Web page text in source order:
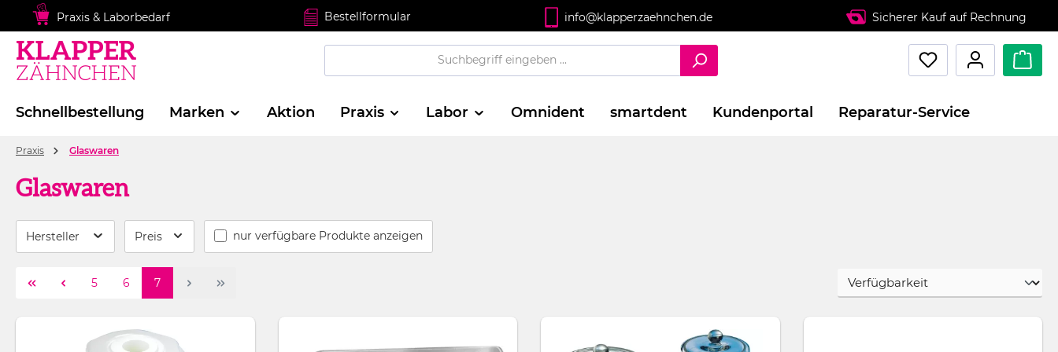
Zur Hauptnavigation springen
Praxis & Laborbedarf Bestellformular info@klapperzaehnchen.de Sicherer Kauf auf Rechnung
Schnellbestellung Marken Aktion Praxis Labor Omnident smartdent Kundenportal Reparatur-Service
Praxis Glaswaren
Glaswaren
Hersteller Preis nur verfügbare Produkte anzeigen
Seite
5 Seite
6 Seite
7